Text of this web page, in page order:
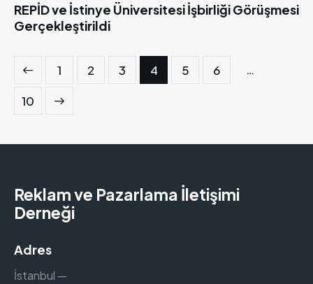
REPİD ve İstinye Üniversitesi İşbirliği Görüşmesi
Gerçekleştirildi
1 2 3 4 5 6 …
10
Reklam ve Pazarlama İletişimi
Derneği
Adres
İstanbul —